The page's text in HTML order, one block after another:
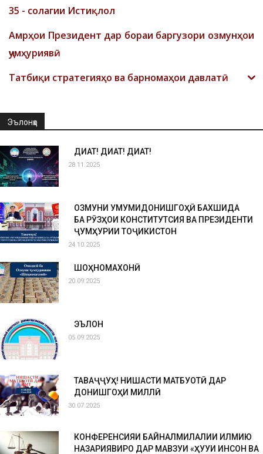
35 - солагии Истиқлол
Амрҳои Президент дар бораи баргузори озмунҳои
ҷумҳуриявӣ
Татбиқи стратегияҳо ва барномаҳои давлатӣ
Эълонҳо
ДИҚҚАТ! ДИҚҚАТ! ДИҚҚАТ!
28.11.2025
ОЗМУНИ УМУМИДОНИШГОҲӢ БАХШИДА
БА РӮЗҲОИ КОНСТИТУТСИЯ ВА ПРЕЗИДЕНТИ
ҶУМҲУРИИ ТОҶИКИСТОН
24.10.2025
ШОҲНОМАХОНӢ
20.09.2025
ЭЪЛОН
05.09.2025
ТАВАҶҶУҲ! НИШАСТИ МАТБУОТӢ ДАР
ДОНИШГОҲИ МИЛЛӢ
30.07.2025
КОНФЕРЕНСИЯИ БАЙНАЛМИЛАЛИИ ИЛМИЮ
НАЗАРИЯВИРО ДАР МАВЗУИ «ҲУҚУҚИ ИНСОН ВА